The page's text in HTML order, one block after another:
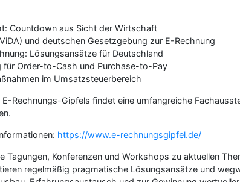
Countdown aus Sicht der Wirtschaft
und deutschen Gesetzgebung zur E-Rechnung
Lösungsansätze für Deutschland
für Order-to-Cash und Purchase-to-Pay
im Umsatzsteuerbereich
Rechnungs-Gipfels findet eine umfangreiche
https://www.e-rechnungsgipfel.de/
Tagungen, Konferenzen und Workshops zu aktuellen
regelmäßig pragmatische Lösungsansätze und